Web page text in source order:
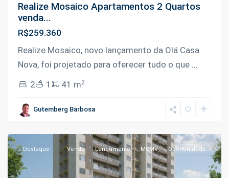
Realize Mosaico Apartamentos 2 Quartos
venda...
R$259.360
Realize Mosaico, novo lançamento da Olá Casa
Nova, foi projetado para oferecer tudo o que ...
2
1 41 m2
Gutemberg Barbosa
Coroado,
Destaque Venda Lançamento MCMV Oportunidade